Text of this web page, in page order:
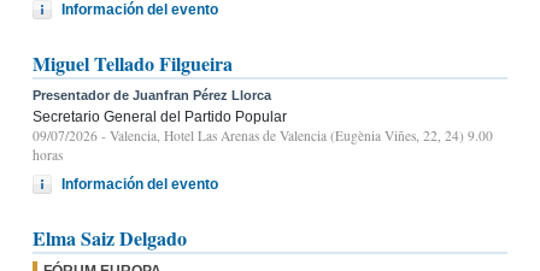
Información del evento
Miguel Tellado Filgueira
Presentador de Juanfran Pérez Llorca
Secretario General del Partido Popular
09/07/2026 - Valencia, Hotel Las Arenas de Valencia (Eugènia Viñes, 22, 24) 9.00
horas
Información del evento
Elma Saiz Delgado